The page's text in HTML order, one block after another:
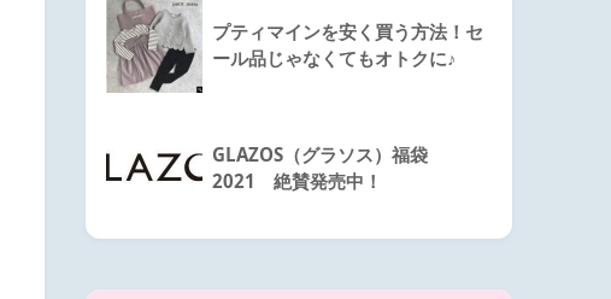
プティマインを安く買う方法！セ
ール品じゃなくてもオトクに♪
GLAZOS（グラソス）福袋
2021 絶賛発売中！